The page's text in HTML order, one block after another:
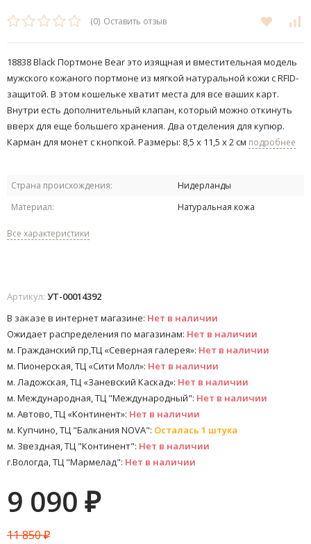
(0) Оставить отзыв
18838 Black Портмоне Bear это изящная и вместительная модель
мужского кожаного портмоне из мягкой натуральной кожи с RFID-
защитой. В этом кошельке хватит места для все ваших карт.
Внутри есть дополнительный клапан, который можно откинуть
вверх для еще большего хранения. Два отделения для купюр.
Карман для монет с кнопкой.​ Размеры: 8,5 x 11,5 x 2 см подробнее
Страна происхождения:
Нидерланды
Материал:
Натуральная кожа
Все характеристики
Артикул: УТ-00014392
В заказе в интернет магазине: Нет в наличии
Ожидает распределения по магазинам: Нет в наличии
м. Гражданский пр,ТЦ «Северная галерея»: Нет в наличии
м. Пионерская, ТЦ «Сити Молл»: Нет в наличии
м. Ладожская, ТЦ «Заневский Каскад»: Нет в наличии
м. Международная, ТЦ "Международный": Нет в наличии
м. Автово, ТЦ «Континент»: Нет в наличии
м. Купчино, ТЦ "Балкания NOVA": Осталась 1 штука
м. Звездная, ТЦ "Континент": Нет в наличии
г.Вологда, ТЦ "Мармелад": Нет в наличии
9 090 ₽
11 850₽